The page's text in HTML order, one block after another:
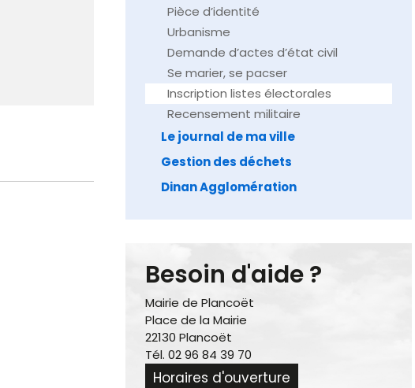
Pièce d’identité
Urbanisme
Demande d’actes d’état civil
Se marier, se pacser
Inscription listes électorales
Recensement militaire
Le journal de ma ville
Gestion des déchets
Dinan Agglomération
Besoin d'aide ?
Mairie de Plancoët
Place de la Mairie
22130 Plancoët
Tél. 02 96 84 39 70
Horaires d'ouverture